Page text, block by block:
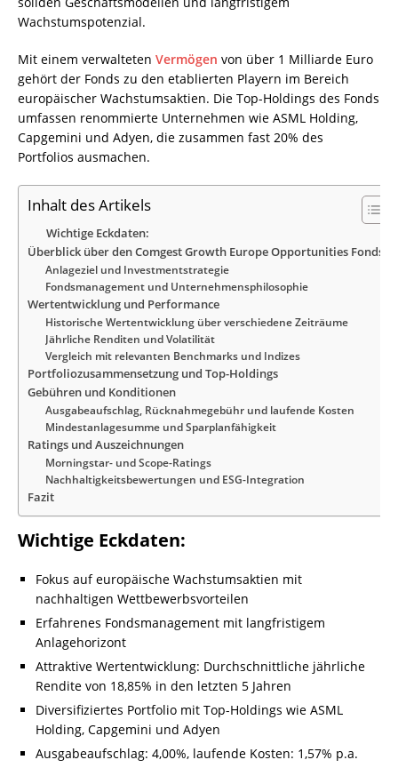
Wachstumspotenzial.
Mit einem verwalteten Vermögen von über 1 Milliarde Euro
gehört der Fonds zu den etablierten Playern im Bereich
europäischer Wachstumsaktien. Die Top-Holdings des Fonds
umfassen renommierte Unternehmen wie ASML Holding,
Capgemini und Adyen, die zusammen fast 20% des
Portfolios ausmachen.
Inhalt des Artikels
Wichtige Eckdaten:
Überblick über den Comgest Growth Europe Opportunities Fonds
Anlageziel und Investmentstrategie
Fondsmanagement und Unternehmensphilosophie
Wertentwicklung und Performance
Historische Wertentwicklung über verschiedene Zeiträume
Jährliche Renditen und Volatilität
Vergleich mit relevanten Benchmarks und Indizes
Portfoliozusammensetzung und Top-Holdings
Gebühren und Konditionen
Ausgabeaufschlag, Rücknahmegebühr und laufende Kosten
Mindestanlagesumme und Sparplanfähigkeit
Ratings und Auszeichnungen
Morningstar- und Scope-Ratings
Nachhaltigkeitsbewertungen und ESG-Integration
Fazit
Wichtige Eckdaten:
Fokus auf europäische Wachstumsaktien mit
nachhaltigen Wettbewerbsvorteilen
Erfahrenes Fondsmanagement mit langfristigem
Anlagehorizont
Attraktive Wertentwicklung: Durchschnittliche jährliche
Rendite von 18,85% in den letzten 5 Jahren
Diversifiziertes Portfolio mit Top-Holdings wie ASML
Holding, Capgemini und Adyen
Ausgabeaufschlag: 4,00%, laufende Kosten: 1,57% p.a.